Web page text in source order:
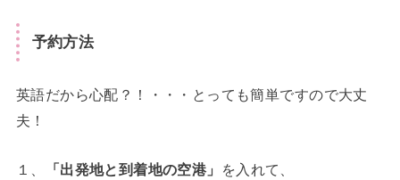
予約方法
英語だから心配？！・・・とっても簡単ですので大丈
夫！
１、 「出発地と到着地の空港」
を入れて、